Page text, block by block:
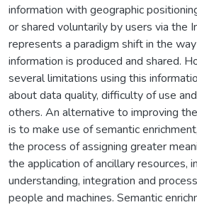
information with geographic
or shared voluntarily by users via the
represents a paradigm shift in the
information is produced and shared.
several limitations using this
about data quality, difficulty of use
others. An alternative to improving
is to make use of semantic
the process of assigning greater
the application of ancillary resources,
understanding, integration and
people and machines. Semantic